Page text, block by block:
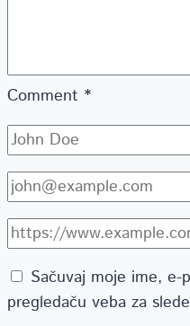
Comment *
Sačuvaj moje ime,
pregledaču veba za